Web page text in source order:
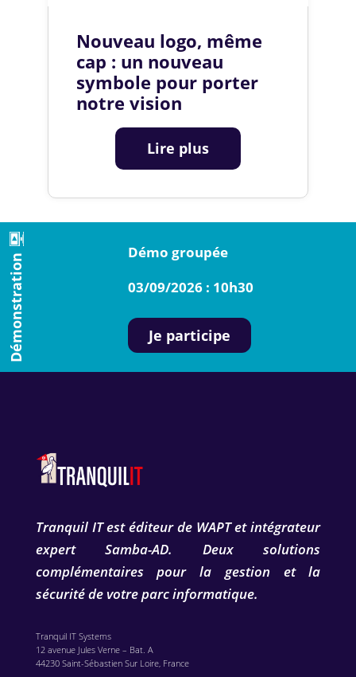
Nouveau logo, même
cap : un nouveau
symbole pour porter
notre vision
Lire plus
Démonstration
Démo groupée
03/09/2026 : 10h30
Je participe
Tranquil IT est éditeur de WAPT et intégrateur
expert Samba-AD. Deux solutions
complémentaires pour la gestion et la
sécurité de votre parc informatique.
Tranquil IT Systems
12 avenue Jules Verne – Bat. A
44230 Saint-Sébastien Sur Loire, France